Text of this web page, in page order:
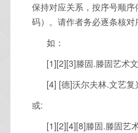
保持对应关系，按序号顺
码）。请作者务必逐条核
如：
[1][2][3]滕固.滕固艺术
[4] [德]沃尔夫林.文艺复
或:
[1][2][4][8]滕固.滕固艺